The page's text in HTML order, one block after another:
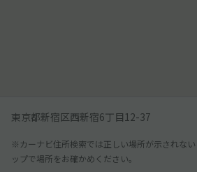
東京都新宿区西新宿6丁目12-37
※カーナビ住所検索では正しい場所が示されな
ップで場所をお確かめください。